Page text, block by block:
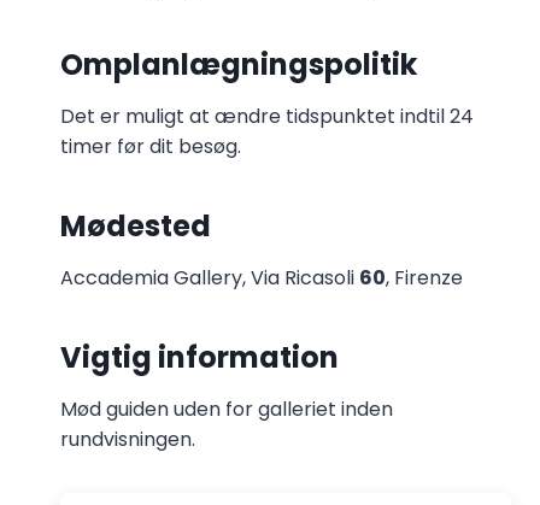
Omplanlægningspolitik
Det er muligt at ændre tidspunktet indtil 24
timer før dit besøg.
Mødested
Accademia Gallery, Via Ricasoli 60, Firenze
Vigtig information
Mød guiden uden for galleriet inden
rundvisningen.